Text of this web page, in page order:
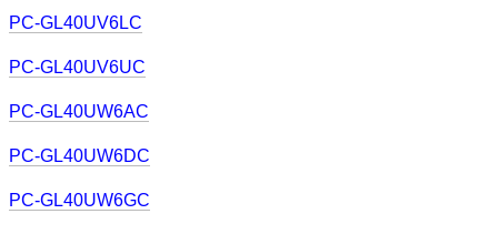
PC-GL40UV6LC
PC-GL40UV6UC
PC-GL40UW6AC
PC-GL40UW6DC
PC-GL40UW6GC